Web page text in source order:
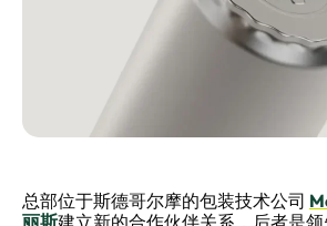
总部位于斯德哥尔摩的包装技术公司